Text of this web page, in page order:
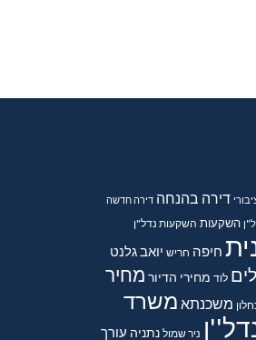
דירה בהנחה דירה חדשה
השקעות השקעות נדל"ן
חיפה חריש יואב גלנט
לוד מחירי הדיור מחיר
משכנתא משרד
ניר שמול נתניה עורך